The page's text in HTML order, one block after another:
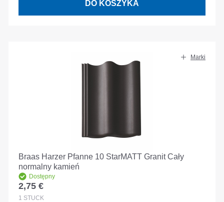
DO KOSZYKA
Marki
Braas Harzer Pfanne 10 StarMATT Granit Cały
normalny kamień
Dostępny
Cena regularna:
2,75 €
1 STÜCK